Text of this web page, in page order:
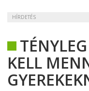
HÍRDETÉS
KELL